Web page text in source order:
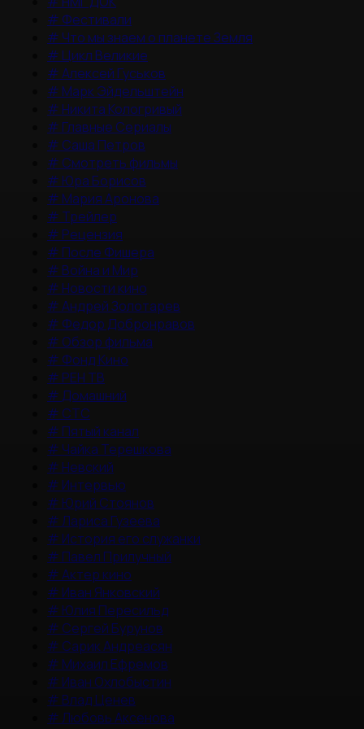
# Фестивали
# Что мы знаем о планете Земля
# Цикл Великие
#Алексей Гуськов
# Марк Эйдельштейн
# Никита Кологривый
# Главные Сериалы
# Саша Петров
# Смотреть фильмы
# Юра Борисов
# Мария Аронова
# Трейлер
# Рецензия
# После Фишера
# Война и Мир
# Новости кино
#Андрей Золотарев
# Федор Добронравов
# Обзор фильма
# Фонд Кино
# РЕН ТВ
# Домашний
# СТС
# Пятый канал
# Чайка Терешкова
# Невский
# Интервью
# Юрий Стоянов
#Лариса Гузеева
# История его служанки
# Павел Прилучный
#Актер кино
# Иван Янковский
# Юлия Пересильд
# Сергей Бурунов
# Сарик Андреасян
# Михаил Ефремов
# Иван Охлобыстин
# Влад Ценев
#Любовь Аксенова